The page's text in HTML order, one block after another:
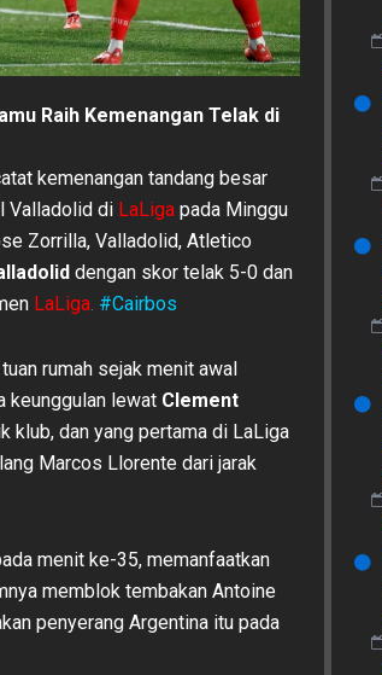
Raih Kemenangan Telak di
kemenangan tandang besar
Valladolid di LaLiga pada Minggu
Zorrilla, Valladolid, Atletico
dengan skor telak 5-0 dan
LaLiga #Cairbos
rumah sejak menit awal
keunggulan lewat Clement
klub, dan yang pertama di LaLiga
Marcos Llorente dari jarak
menit ke-35, memanfaatkan
memblok tembakan Antoine
penyerang Argentina itu pada